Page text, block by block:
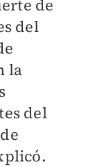
de
del
la
del